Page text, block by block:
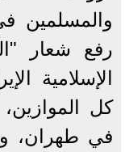
والمسلمين
رفع شعار
الإسلامية
كل
في طهران،